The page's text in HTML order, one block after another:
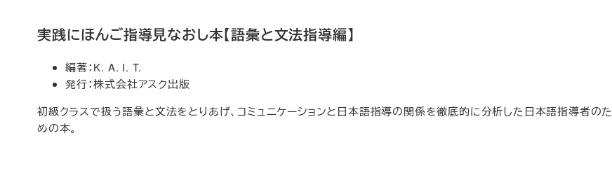
実践にほんご指導見なおし本【語彙と文法指導編】
編著：K. A. I. T.
発行：株式会社アスク出版
初級クラスで扱う語彙と文法をとりあげ、コミュニケーションと日本語指導の関係を徹底的に分析した日本語指導者のた
めの本。